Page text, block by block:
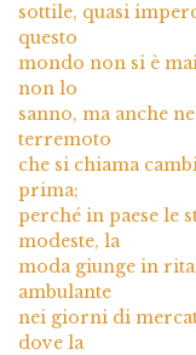
sottile, quasi
questo
mondo non si è
non lo
sanno, ma anche
terremoto
che si chiama
prima;
perché in paese le
modeste, la
moda giunge in
ambulante
nei giorni di
dove la